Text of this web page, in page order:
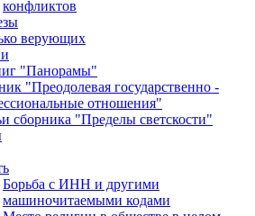
конфликтов
верующих
"Панорамы"
"Преодолевая государственно -
отношения"
сборника "Пределы светскости"
Борьба с ИНН и другими
машиночитаемыми кодами